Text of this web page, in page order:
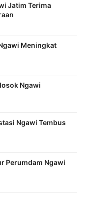
Jatim Terima
Meningkat
Ngawi
Ngawi Tembus
Perumdam Ngawi